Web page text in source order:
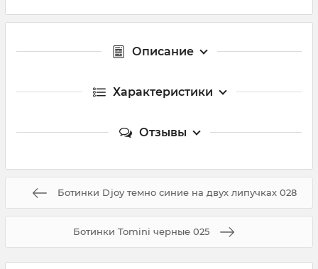
Описание
Характеристики
Отзывы
Ботинки Djoy темно синие на двух липучках 028
Ботинки Tomini черные 025